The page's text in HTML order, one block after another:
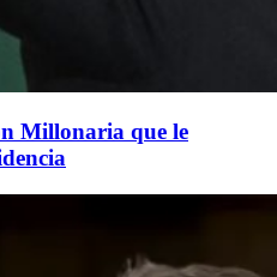
Millonaria que le